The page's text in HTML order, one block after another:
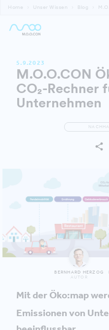
Home Unser Wissen Blog
5.9.2023
M.O.O.CON
CO₂-Rechner
Unternehmen
BERNHARD HERZOG
AUTOR
Mit der Öko:map
Emissionen von